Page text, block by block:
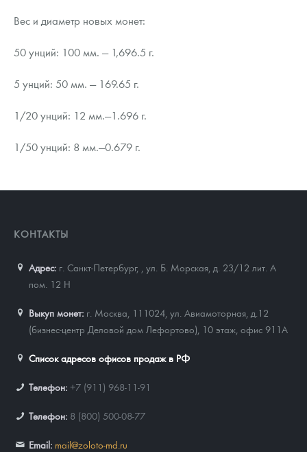
Вес и диаметр новых монет:
50 унций: 100 мм. — 1,696.5 г.
5 унций: 50 мм. — 169.65 г.
1/20 унций: 12 мм.—1.696 г.
1/50 унций: 8 мм.—0.679 г.
КОНТАКТЫ
Адрес: г. Санкт-Петербург,
ул. Б. Морская, д. 23/12 лит. А
пом. 12 Н
Выкуп монет: г. Москва, 111024, ул. Авиамоторная, д.12
(бизнес-центр Деловой дом Лефортово), 10 этаж, офис 911А
Список адресов офисов продаж в РФ
Телефон: +7 (911) 968-11-91
Телефон: 8 (800) 500-08-77
Email: mail@zoloto-md.ru